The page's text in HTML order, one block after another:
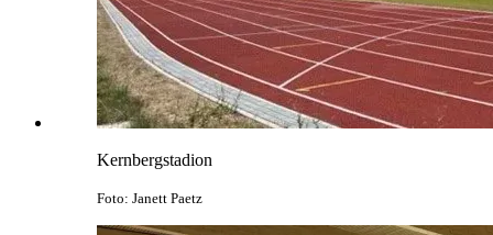
Kernbergstadion
Foto: Janett Paetz